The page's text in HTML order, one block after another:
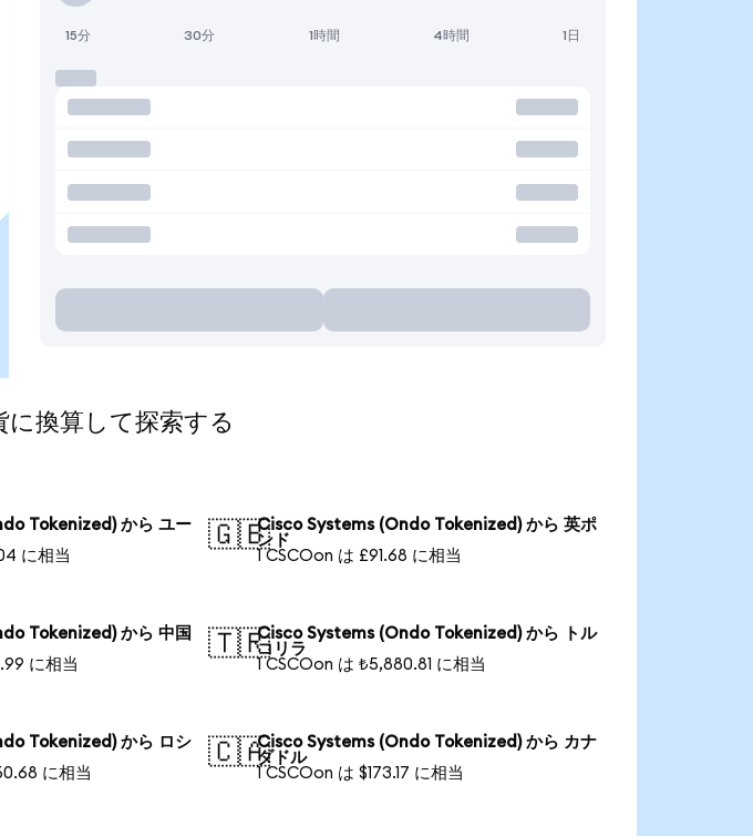
15分 30分 1時間 4時間 1日
換算して探索する
Tokenized) から ユー
に相当
🇬🇧Cisco Systems (Ondo Tokenized) から 英ポ
ンド
1 CSCOon は £91.68 に相当
Tokenized) から 中国
に相当
🇹🇷Cisco Systems (Ondo Tokenized) から トル
コリラ
1 CSCOon は ₺5,880.81 に相当
Tokenized) から ロシ
に相当
🇨🇦Cisco Systems (Ondo Tokenized) から カナ
ダドル
1 CSCOon は $173.17 に相当